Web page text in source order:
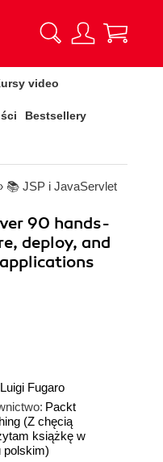
video
Bestsellery
📚 JSP i JavaServlet
90 hands-
deploy, and
Luigi Fugaro
Packt
(Z chęcią
książkę w
polskim)